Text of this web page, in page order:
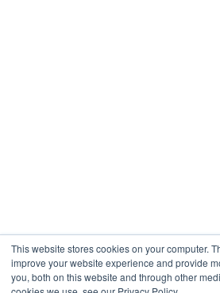
This website stores cookies on your computer.
improve your website experience and provide
you, both on this website and through other